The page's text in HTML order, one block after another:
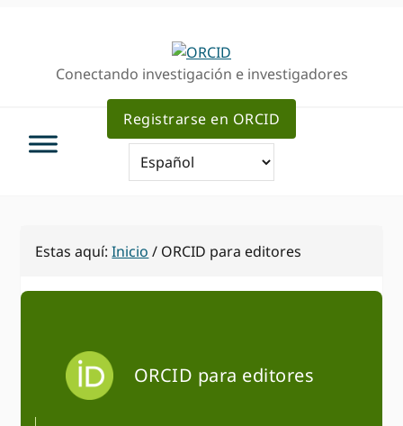
navegación
principalConectando investigación e investigadores
Registrarse en ORCID
Estas aquí:Inicio / ORCID para editores
ORCID para editores